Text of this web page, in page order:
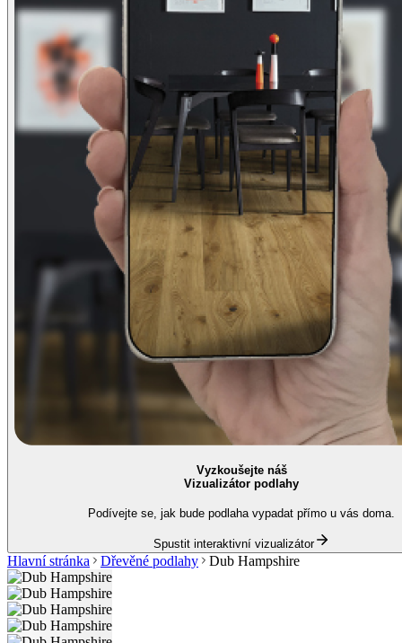
Vyzkoušejte náš
Vizualizátor podlahy
Podívejte se, jak bude podlaha vypadat přímo u vás doma.
Spustit interaktivní vizualizátor
Hlavní stránka Dřevěné podlahy Dub Hampshire